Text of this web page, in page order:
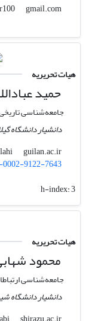
drhbashir100
gmail.com
هیات تحریریه
حمید
جامعه‌شناسی
دانشیار دانشگاه
h_ebadollahi
guilan.ac.ir
9122-7643
h-index:3
هیات تحریریه
محمود
جامعه‌شناسی
دانشیار دانشگاه